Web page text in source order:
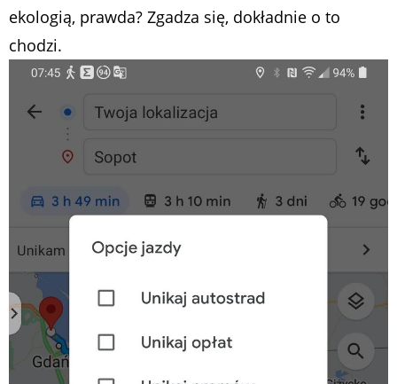
ekologią, prawda? Zgadza się, dokładnie o to
chodzi.